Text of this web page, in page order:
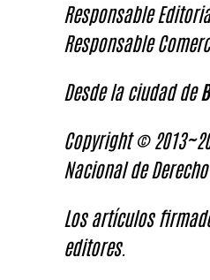
Responsable
Responsable
Desde la ciudad de
Copyright ©
Nacional de
Los artículos
editores.